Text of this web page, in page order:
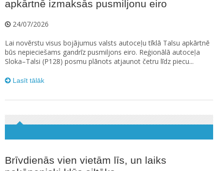
apkārtnē izmaksās pusmiljonu eiro
24/07/2026
Lai novērstu visus bojājumus valsts autoceļu tīklā Talsu apkārtnē
būs nepieciešams gandrīz pusmiljons eiro. Reģionālā autoceļa
Sloka–Talsi (P128) posmu plānots atjaunot četru līdz piecu...
Lasīt tālāk
Brīvdienās vien vietām līs, un laiks